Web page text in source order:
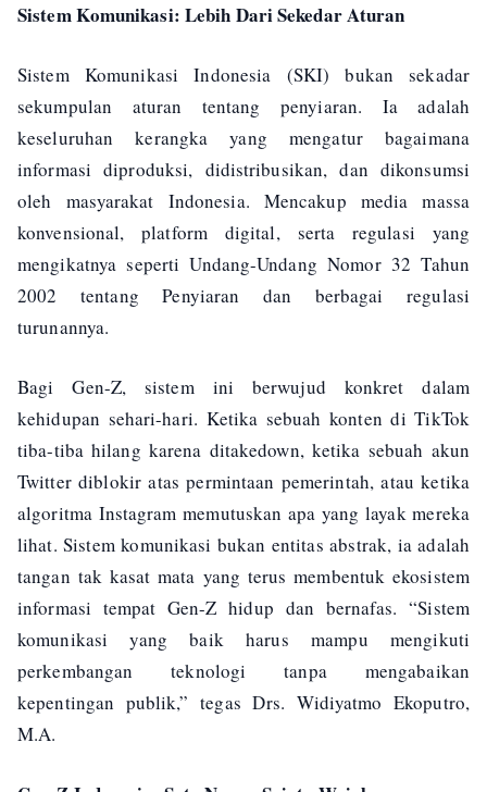
Sistem Komunikasi: Lebih Dari Sekedar Aturan
Sistem Komunikasi Indonesia (SKI) bukan sekadar
sekumpulan aturan tentang penyiaran. Ia adalah
keseluruhan kerangka yang mengatur bagaimana
informasi diproduksi, didistribusikan, dan dikonsumsi
oleh masyarakat Indonesia. Mencakup media massa
konvensional, platform digital, serta regulasi yang
mengikatnya seperti Undang-Undang Nomor 32 Tahun
2002 tentang Penyiaran dan berbagai regulasi
turunannya.
Bagi Gen-Z, sistem ini berwujud konkret dalam
kehidupan sehari-hari. Ketika sebuah konten di TikTok
tiba-tiba hilang karena ditakedown, ketika sebuah akun
Twitter diblokir atas permintaan pemerintah, atau ketika
algoritma Instagram memutuskan apa yang layak mereka
lihat. Sistem komunikasi bukan entitas abstrak, ia adalah
tangan tak kasat mata yang terus membentuk ekosistem
informasi tempat Gen-Z hidup dan bernafas. “Sistem
komunikasi yang baik harus mampu mengikuti
perkembangan teknologi tanpa mengabaikan
kepentingan publik,” tegas Drs. Widiyatmo Ekoputro,
M.A.